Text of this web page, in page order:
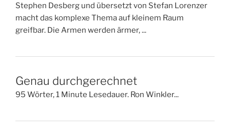
Stephen Desberg und übersetzt von Stefan Lorenzer
macht das komplexe Thema auf kleinem Raum
greifbar. Die Armen werden ärmer, ...
Genau durchgerechnet
95 Wörter, 1 Minute Lesedauer. Ron Winkler...